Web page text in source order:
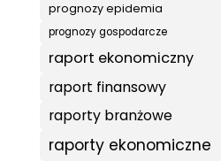
prognozy epidemia
prognozy gospodarcze
raport ekonomiczny
raport finansowy
raporty branżowe
raporty ekonomiczne